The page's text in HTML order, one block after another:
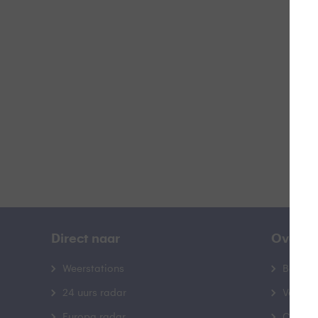
Direct naar
Weerstations
24 uurs radar
Over